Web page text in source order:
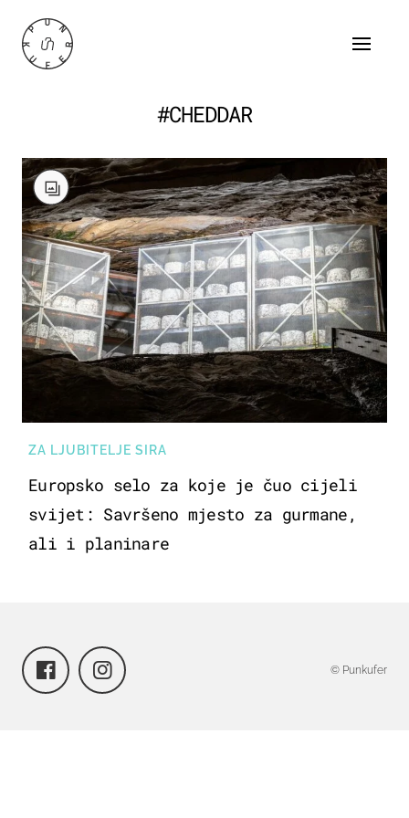
#CHEDDAR
ZA LJUBITELJE SIRA
Europsko selo za koje je čuo cijeli
svijet: Savršeno mjesto za gurmane,
ali i planinare
© Punkufer